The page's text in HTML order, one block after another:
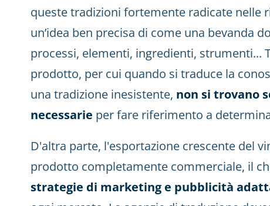
queste tradizioni fortemente radicate nelle
un’idea ben precisa di come una bevanda
processi, elementi, ingredienti, strumenti...
prodotto, per cui quando si traduce la
una tradizione inesistente, non si trovano
necessarie per fare riferimento a
D'altra parte, l'esportazione crescente del
prodotto completamente commerciale, il
strategie di marketing e pubblicità